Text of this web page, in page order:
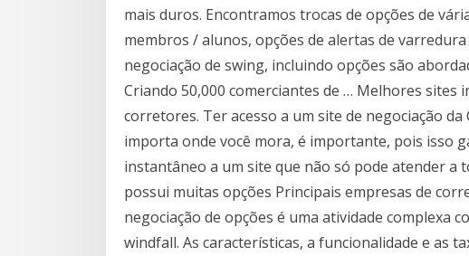
mais duros. Encontramos trocas de opções de
membros / alunos, opções de alertas de
negociação de swing, incluindo opções são
Criando 50,000 comerciantes de … Melhores sites
corretores. Ter acesso a um site de negociação
importa onde você mora, é importante, pois isso
instantâneo a um site que não só pode atender a
possui muitas opções Principais empresas de
negociação de opções é uma atividade complexa
windfall. As características, a funcionalidade e as